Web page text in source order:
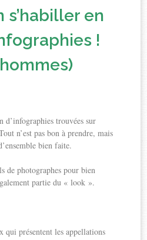
s’habiller en
!
d’infographies trouvées sur
n’est pas bon à prendre, mais
bien faite.
de photographes pour bien
partie du « look ».
qui présentent les appellations